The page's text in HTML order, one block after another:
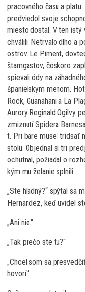
pracovného času a
predviedol svoje
miesto dostal. V ten istý
chválili. Netrvalo dlho a
ostrov. Le Piment,
štamgastov, čoskoro
spievali ódy na
španielskym menom.
Rock, Guanahani a La
Aurory Reginald Ogilvy
zmiznutí Spidera
t. Pri bare musel tridsať
stolu. Objednal si tri
ochutnal, požiadal o
kým mu želanie splnili.
„Ste hladný?“ spýtal sa
Hernandez, keď uvidel
„Ani nie.“
„Tak prečo ste tu?“
„Chcel som sa
hovorí.“